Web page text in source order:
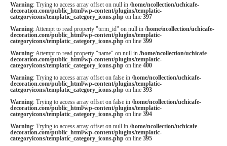
Warning: Trying to access array offset on null in /home/ncollection/uchicafe-
decoration.com/public_html/wp-content/plugins/templatic-
categoryicons/templatic_category_icons.phpon line 397
Warning: Attempt to read property "term_id" on null in /home/ncollection/uchicafe-
decoration.com/public_html/wp-content/plugins/templatic-
categoryicons/templatic_category_icons.phpon line 399
Warning: Attempt to read property "name" on null in /home/ncollection/uchicafe-
decoration.com/public_html/wp-content/plugins/templatic-
categoryicons/templatic_category_icons.phpon line 400
Warning: Trying to access array offset on false in /home/ncollection/uchicafe-
decoration.com/public_html/wp-content/plugins/templatic-
categoryicons/templatic_category_icons.phpon line 393
Warning: Trying to access array offset on false in /home/ncollection/uchicafe-
decoration.com/public_html/wp-content/plugins/templatic-
categoryicons/templatic_category_icons.phpon line 394
Warning: Trying to access array offset on null in /home/ncollection/uchicafe-
decoration.com/public_html/wp-content/plugins/templatic-
categoryicons/templatic_category_icons.phpon line 395